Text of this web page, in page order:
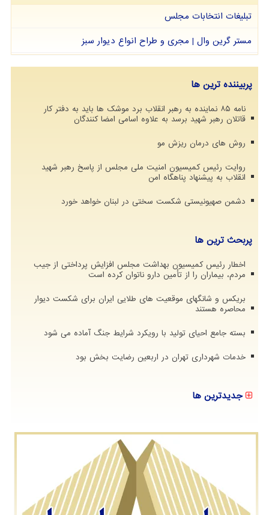
تبلیغات انتخابات مجلس
مستر گرین وال | مجری و طراح انواع دیوار سبز
پربیننده ترین ها
نامه ۸۵ نماینده به رهبر انقلاب برد موشک ها باید به دفتر کار
قاتلان رهبر شهید برسد به علاوه اسامی امضا کنندگان
روش های درمان ریزش مو
روایت رئیس کمیسیون امنیت ملی مجلس از پاسخ رهبر شهید
انقلاب به پیشنهاد پناهگاه امن
دشمن صهیونیستی شکست سختی در لبنان خواهد خورد
پربحث ترین ها
اخطار رئیس کمیسیون بهداشت مجلس افزایش پرداختی از جیب
مردم، بیماران را از تأمین دارو ناتوان کرده است
بریکس و شانگهای موقعیت های طلایی ایران برای شکست دیوار
محاصره هستند
بسته جامع احیای تولید با رویکرد شرایط جنگ آماده می شود
خدمات شهرداری تهران در اربعین رضایت بخش بود
جدیدترین ها